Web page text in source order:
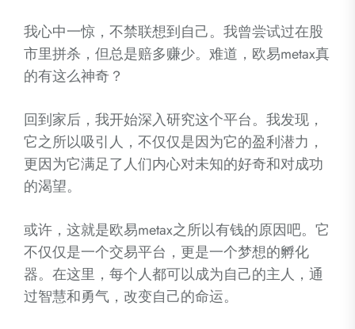
我心中一惊，不禁联想到自己。我曾尝试过在股
市里拼杀，但总是赔多赚少。难道，欧易metax真
的有这么神奇？
回到家后，我开始深入研究这个平台。我发现，
它之所以吸引人，不仅仅是因为它的盈利潜力，
更因为它满足了人们内心对未知的好奇和对成功
的渴望。
或许，这就是欧易metax之所以有钱的原因吧。它
不仅仅是一个交易平台，更是一个梦想的孵化
器。在这里，每个人都可以成为自己的主人，通
过智慧和勇气，改变自己的命运。